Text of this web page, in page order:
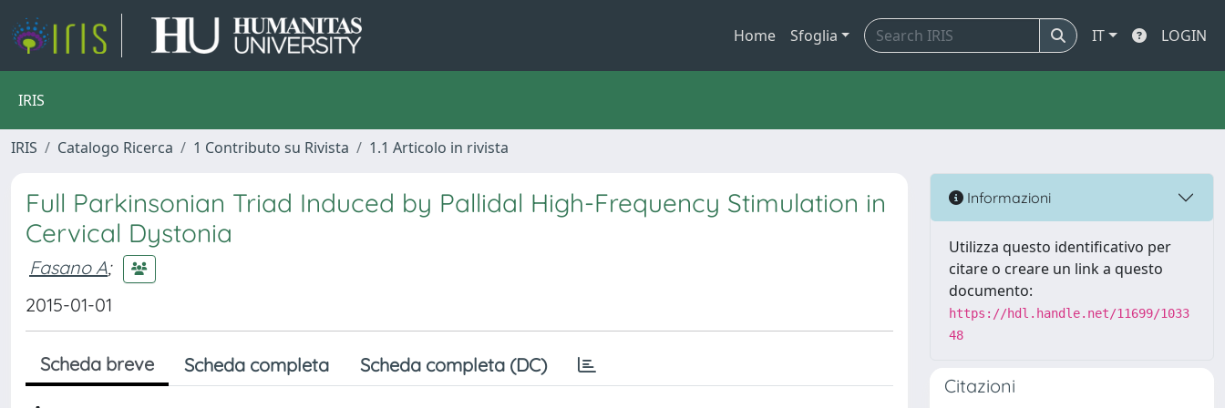
Home Sfoglia IT LOGIN
IRIS
IRIS Catalogo Ricerca 1 Contributo su Rivista 1.1 Articolo in rivista
Full Parkinsonian Triad Induced by Pallidal High-Frequency Stimulation in
Cervical Dystonia
Fasano A;
2015-01-01
Scheda breve Scheda completa Scheda completa (DC)
Informazioni
Utilizza questo identificativo per
citare o creare un link a questo
documento:
https://hdl.handle.net/11699/1033
48
Citazioni